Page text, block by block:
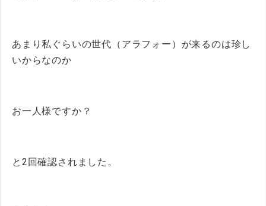
あまり私ぐらいの世代（アラフォー）が来るのは珍し
いからなのか
お一人様ですか？
と2回確認されました。